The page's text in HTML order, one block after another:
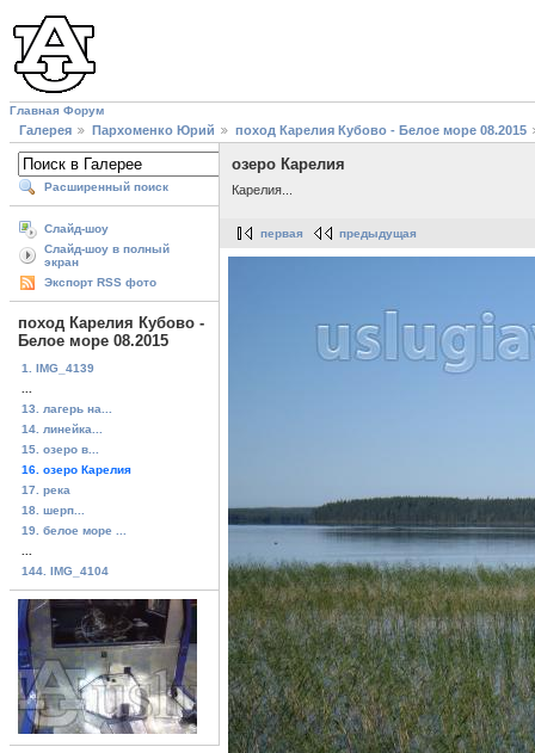
Главная Форум
Галерея Пархоменко Юрий поход Карелия Кубово - Белое море 08.2015
Расширенный поиск
Слайд-шоу
Слайд-шоу в полный
экран
Экспорт RSS фото
поход Карелия Кубово -
Белое море 08.2015
1. IMG_4139
13. лагерь на...
14. линейка...
15. озеро в...
16. озеро Карелия
17. река
18. шерп...
19. белое море ...
144. IMG_4104
озеро Карелия
Карелия...
первая предыдущая